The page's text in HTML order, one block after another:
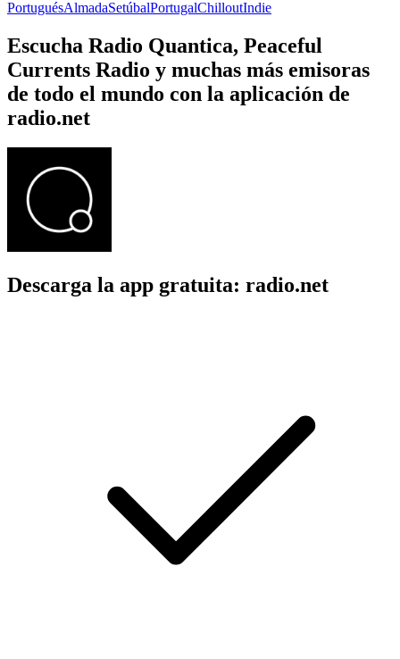
PortuguésAlmadaSetúbalPortugalChilloutIndie
Escucha Radio Quantica, Peaceful
Currents Radio y muchas más emisoras
de todo el mundo con la aplicación de
radio.net
Descarga la app gratuita: radio.net